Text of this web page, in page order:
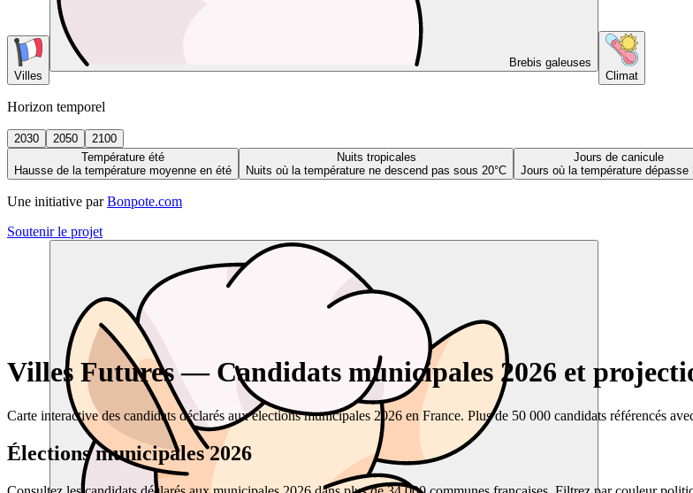
Villes
Brebis galeuses
Climat
Horizon temporel
2030 2050
2100
Température été
Hausse de la température moyenne en été
Nuits tropicales
Nuits où la température ne descend pas sous 20°C
Jours de canicule
Jours où la température dépasse
Une initiative par Bonpote.com
Soutenir le projet
Villes Futures — Candidats municipales 2026 et
Carte interactive des candidats déclarés aux élections municipales 2026 en France. Plus de 50 000 candidats référencés
Élections municipales 2026